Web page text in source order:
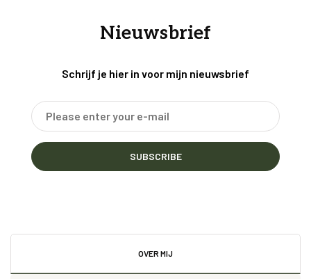
Nieuwsbrief
Schrijf je hier in voor mijn nieuwsbrief
SUBSCRIBE
OVER MIJ